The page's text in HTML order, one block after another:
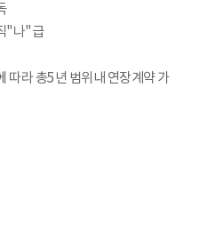
"나"급
따라 총5년 범위내 연장계약 가